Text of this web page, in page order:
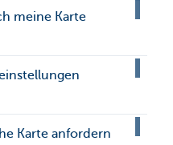
meine Karte
Karte anfordern